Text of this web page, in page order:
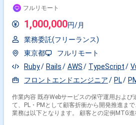
フルリモート
1,000,000円/月
業務委託(フリーランス)
東京都
フルリモート
Ruby
Rails AWS TypeScript
フロントエンドエンジニア
PL
作業内容 既存Webサービスの保守運用およ
て、PL・PMとして顧客折衝から開発推進ま
業務は以下となります。 顧客との定例MTG